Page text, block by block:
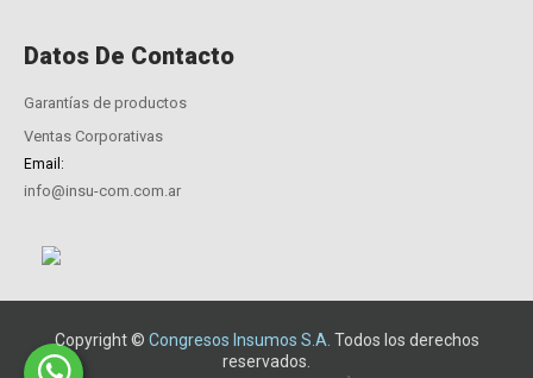
Datos De Contacto
Garantías de productos
Ventas Corporativas
Email:
info@insu-com.com.ar
Copyright © Congresos Insumos S.A. Todos los derechos
reservados.